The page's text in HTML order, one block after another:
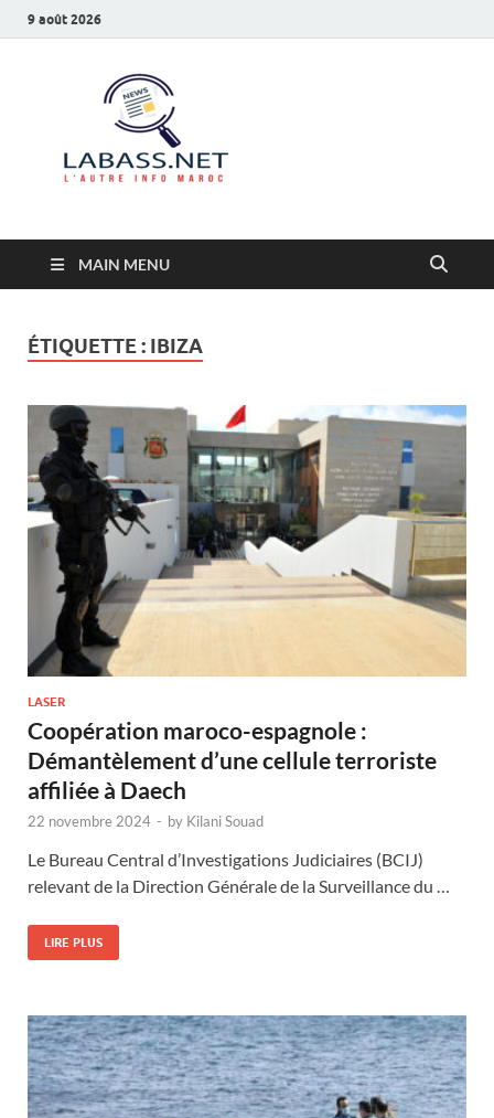
9 août 2026
MAIN MENU
ÉTIQUETTE : IBIZA
LASER
Coopération maroco-espagnole :
Démantèlement d’une cellule terroriste
affiliée à Daech
22 novembre 2024 - by Kilani Souad
Le Bureau Central d’Investigations Judiciaires (BCIJ)
relevant de la Direction Générale de la Surveillance du …
LIRE PLUS